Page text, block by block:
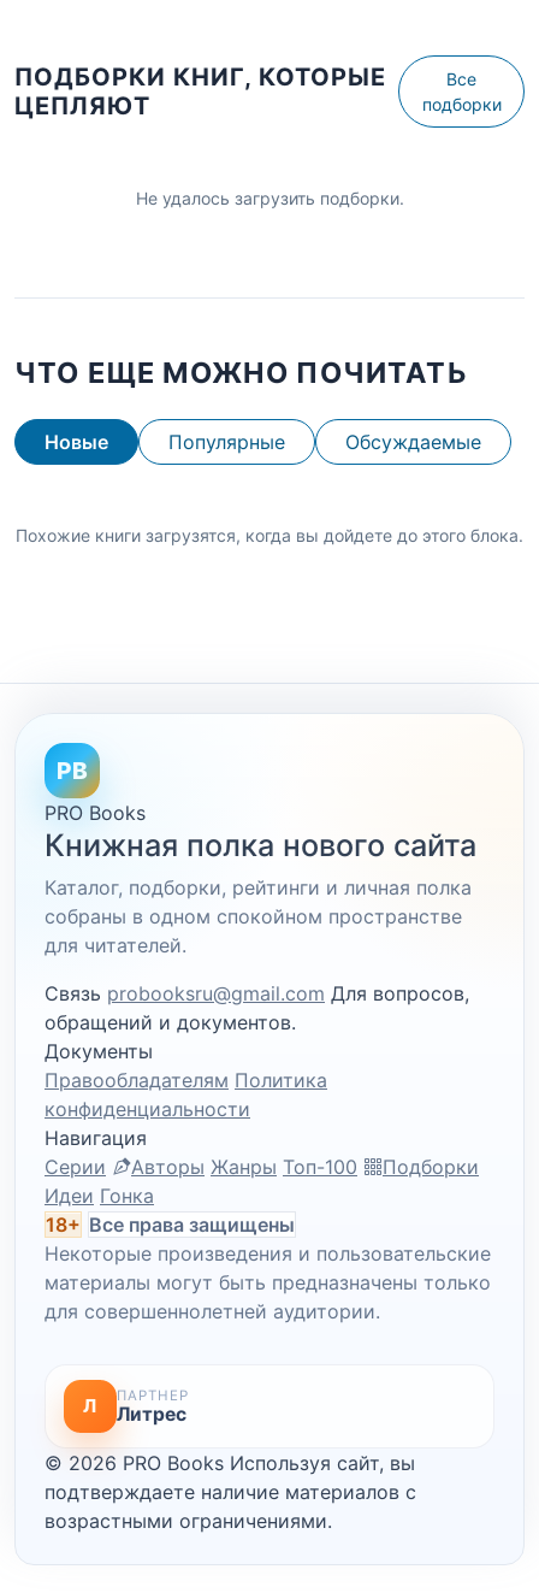
ПОДБОРКИ КНИГ, КОТОРЫЕ
ЦЕПЛЯЮТ
Все
подборки
Не удалось загрузить подборки.
ЧТО ЕЩЕ МОЖНО ПОЧИТАТЬ
Новые Популярные Обсуждаемые
Похожие книги загрузятся, когда вы дойдете до этого блока.
PB
PRO Books
Книжная полка нового сайта
Каталог, подборки, рейтинги и личная полка
собраны в одном спокойном пространстве
для читателей.
Связь probooksru@gmail.com Для вопросов,
обращений и документов.
Документы
Правообладателям Политика
конфиденциальности
Навигация
Серии
Авторы Жанры Топ-100
Подборки
Идеи Гонка
18+ Все права защищены
Некоторые произведения и пользовательские
материалы могут быть предназначены только
для совершеннолетней аудитории.
Л ПАРТНЕР
Литрес
© 2026 PRO Books Используя сайт, вы
подтверждаете наличие материалов с
возрастными ограничениями.